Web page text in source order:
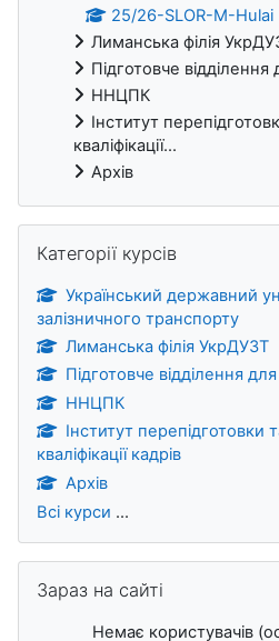
25/26-SLOR-M-Hulai
Лиманська філія
Підготовче
ННЦПК
Інститут
кваліфікації...
Архів
Категорії курсів
Український державний
залізничного транспорту
Лиманська філія УкрДУЗТ
Підготовче відділення
ННЦПК
Інститут перепідготовки
кваліфікації кадрів
Архів
Всі курси ...
Зараз на сайті
Немає користувачів